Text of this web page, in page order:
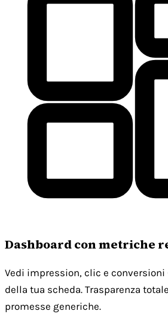
Dashboard con metriche
Vedi impression, clic e
della tua scheda. Trasparenza
promesse generiche.